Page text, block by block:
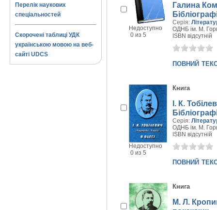
Перелік наукових
спеціальностей
Скорочені таблиці УДК
українською мовою на веб-
сайті UDCS
Недоступно
0 из 5
Галина
Серія:
ОДНБ ім. М.
ISBN відсутній
повний
Недоступно
0 из 5
Книга
І. К.
Серія:
ОДНБ ім. М.
ISBN відсутній
повний
Книга
М. Л.